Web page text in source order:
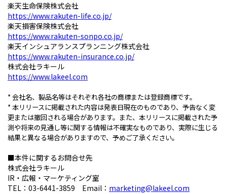
楽天生命保険株式会社
https://www.rakuten-life.co.jp/
楽天損害保険株式会社
https://www.rakuten-sonpo.co.jp/
楽天インシュアランスプランニング株式会社
https://www.rakuten-insurance.co.jp/
株式会社ラキール
https://www.lakeel.com
* 会社名、製品名等はそれぞれ各社の商標または登録商標です。
* 本リリースに掲載された内容は発表日現在のものであり、予告なく変
更または撤回される場合があります。また、本リリースに掲載された予
測や将来の見通し等に関する情報は不確実なものであり、実際に生じる
結果と異なる場合がありますので、予めご了承ください。
■本件に関するお問合せ先
株式会社ラキール
IR・広報・マーケティング室
TEL：03-6441-3859 Email： marketing@lakeel.com